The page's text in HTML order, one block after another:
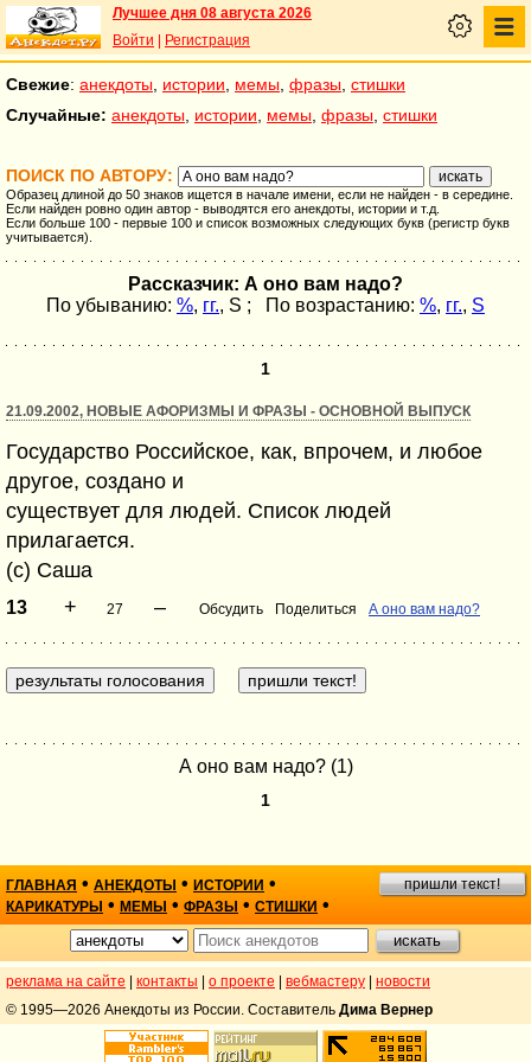
Лучшее дня 08 августа 2026
Войти
Регистрация
Свежие: анекдоты истории мемы фразы стишки
Случайные: анекдоты истории мемы фразы стишки
ПОИСК ПО АВТОРУ:
Образец длиной до 50 знаков ищется в начале имени, если не найден - в середине.
Если найден ровно один автор - выводятся его анекдоты, истории и т.д.
Если больше 100 - первые 100 и список возможных следующих букв (регистр букв
учитывается).
Рассказчик: А оно вам надо?
По убыванию: %, гг., S ; По возрастанию: %, гг., S
1
21.09.2002, НОВЫЕ АФОРИЗМЫ И ФРАЗЫ - ОСНОВНОЙ ВЫПУСК
Государство Российское, как, впрочем, и любое
другое, создано и
существует для людей. Список людей
прилагается.
(c) Саша
13 + 27 – Обсудить Поделиться А оно вам надо?
А оно вам надо? (1)
1
ГЛАВНАЯ • АНЕКДОТЫ • ИСТОРИИ •
КАРИКАТУРЫ • МЕМЫ • ФРАЗЫ • СТИШКИ •
пришли текст!
реклама на сайте контакты о проекте вебмастеру
новости
© 1995—2026 Анекдоты из России. Составитель Дима Вернер